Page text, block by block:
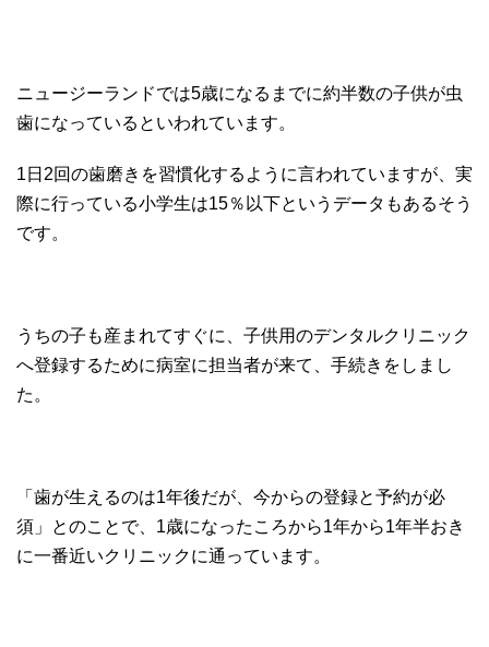
ニュージーランドでは5歳になるまでに約半数の子供が虫
歯になっているといわれています。
1日2回の歯磨きを習慣化するように言われていますが、実
際に行っている小学生は15％以下というデータもあるそう
です。
うちの子も産まれてすぐに、子供用のデンタルクリニック
へ登録するために病室に担当者が来て、手続きをしまし
た。
「歯が生えるのは1年後だが、今からの登録と予約が必
須」とのことで、1歳になったころから1年から1年半おき
に一番近いクリニックに通っています。